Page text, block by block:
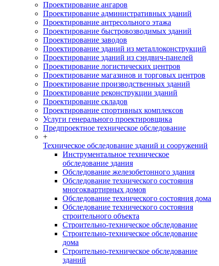
Проектирование ангаров
Проектирование административных зданий
Проектирование антресольного этажа
Проектирование быстровозводимых зданий
Проектирование заводов
Проектирование зданий из металлоконструкций
Проектирование зданий из сэндвич-панелей
Проектирование логистических центров
Проектирование магазинов и торговых центров
Проектирование производственных зданий
Проектирование реконструкции зданий
Проектирование складов
Проектирование спортивных комплексов
Услуги генерального проектировщика
Предпроектное техническое обследование
+
Техническое обследование зданий и сооружений
Инструментальное техническое
обследование здания
Обследование железобетонного здания
Обследование технического состояния
многоквартирных домов
Обследование технического состояния дома
Обследование технического состояния
строительного объекта
Строительно-техническое обследование
Строительно-техническое обследование
дома
Строительно-техническое обследование
зданий